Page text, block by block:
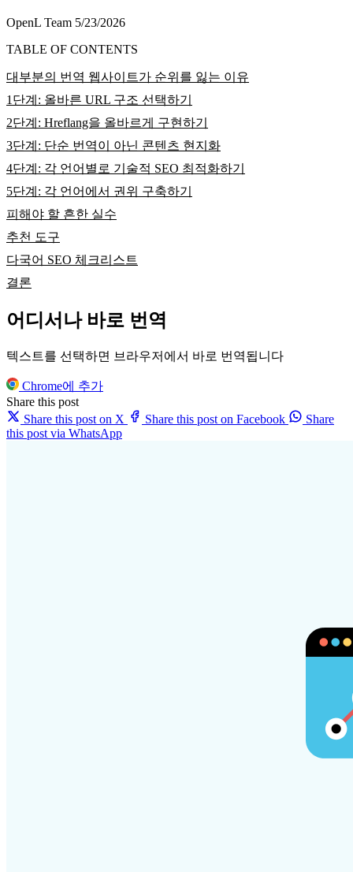
OpenL Team 5/23/2026
TABLE OF CONTENTS
대부분의 번역 웹사이트가 순위를 잃는 이유
1단계: 올바른 URL 구조 선택하기
2단계: Hreflang을 올바르게 구현하기
3단계: 단순 번역이 아닌 콘텐츠 현지화
4단계: 각 언어별로 기술적 SEO 최적화하기
5단계: 각 언어에서 권위 구축하기
피해야 할 흔한 실수
추천 도구
다국어 SEO 체크리스트
결론
어디서나 바로 번역
텍스트를 선택하면 브라우저에서 바로 번역됩니다
Chrome에 추가
Share this post
Share this post on X
Share this post on Facebook
Share
this post via WhatsApp